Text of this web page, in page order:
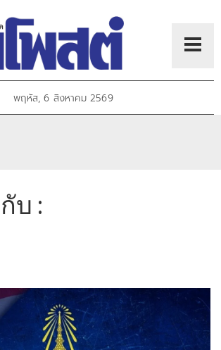
พฤหัส, 6 สิงหาคม 2569
บ :